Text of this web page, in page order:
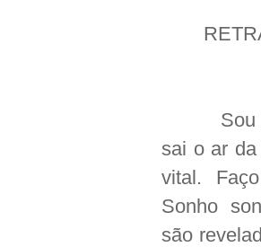
sai o ar
vital.
Sonho
são